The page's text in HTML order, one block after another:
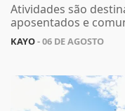
Atividades são
aposentados e
KAYO- 06 DE AGOSTO